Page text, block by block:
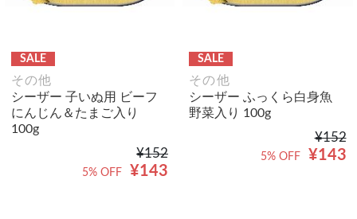
SALE
その他
シーザー 子いぬ用 ビーフ
にんじん＆たまご入り
100g
¥152
¥143
5% OFF
SALE
その他
シーザー ふっくら白身魚
野菜入り 100g
¥152
¥143
5% OFF